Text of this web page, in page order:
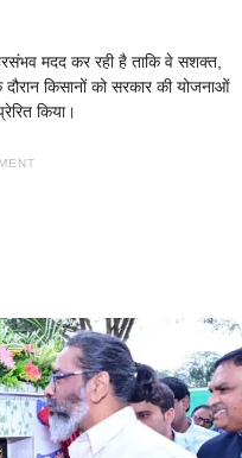
मदद कर रही है ताकि वे सशक्त,
किसानों को सरकार की योजनाओं
किया।